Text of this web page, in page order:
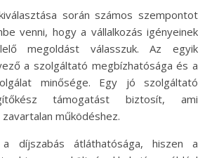
során számos szempontot
venni, hogy a vállalkozás igényeinek
megoldást válasszuk. Az egyik
a szolgáltató megbízhatósága és a
minősége. Egy jó szolgáltató
támogatást biztosít, ami
működéshez.
díjszabás átláthatósága, hiszen a